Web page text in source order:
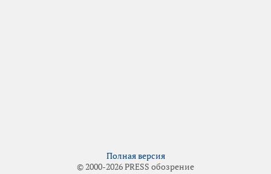
Полная версия
© 2000-2026 PRESS обозрение